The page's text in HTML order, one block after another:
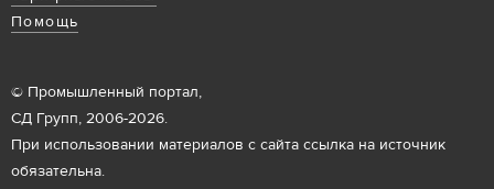
Помощь
© Промышленный портал,
СД Групп, 2006-2026.
При использовании материалов с сайта ссылка на источник
обязательна.